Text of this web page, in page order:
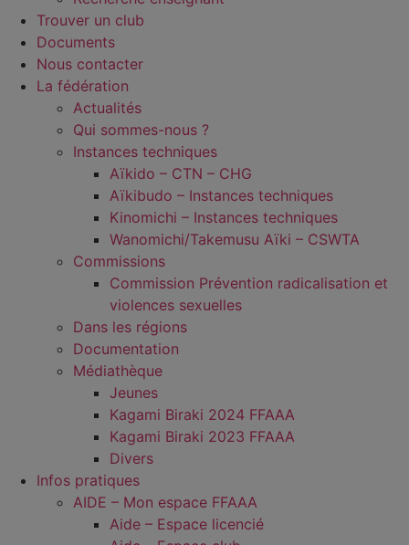
Trouver un club
Documents
Nous contacter
La fédération
Actualités
Qui sommes-nous ?
Instances techniques
Aïkido – CTN – CHG
Aïkibudo – Instances techniques
Kinomichi – Instances techniques
Wanomichi/Takemusu Aïki – CSWTA
Commissions
Commission Prévention radicalisation et
violences sexuelles
Dans les régions
Documentation
Médiathèque
Jeunes
Kagami Biraki 2024 FFAAA
Kagami Biraki 2023 FFAAA
Divers
Infos pratiques
AIDE – Mon espace FFAAA
Aide – Espace licencié